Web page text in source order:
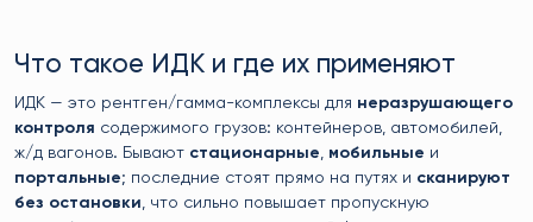
Что такое ИДК и где их применяют
ИДК — это рентген/гамма-комплексы для неразрушающего
контроля содержимого грузов: контейнеров, автомобилей,
ж/д вагонов. Бывают стационарные, мобильные и
портальные; последние стоят прямо на путях и сканируют
без остановки, что сильно повышает пропускную